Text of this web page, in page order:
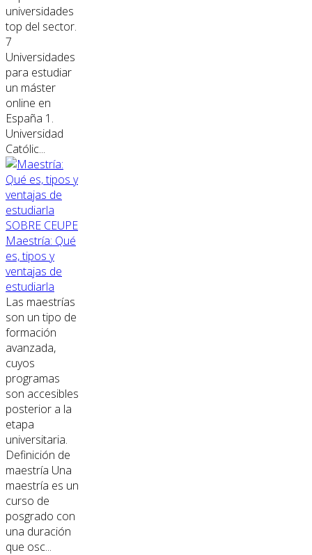
universidades
top del sector.
7
Universidades
para estudiar
un máster
online en
España 1.
Universidad
Católic...
SOBRE CEUPE
Maestría: Qué
es, tipos y
ventajas de
estudiarla
Las maestrías
son un tipo de
formación
avanzada,
cuyos
programas
son accesibles
posterior a la
etapa
universitaria.
Definición de
maestría Una
maestría es un
curso de
posgrado con
una duración
que osc...